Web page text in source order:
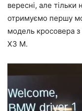
вересні, але
отримуємо першу
модель кросовера
X3 M.